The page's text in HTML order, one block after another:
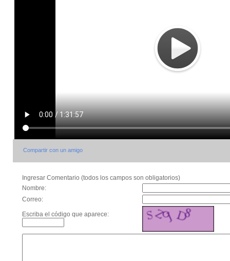
Compartir con un amigo
Ingresar Comentario (todos los campos son obligatorios)
Nombre:
Correo:
Escriba el código que aparece: